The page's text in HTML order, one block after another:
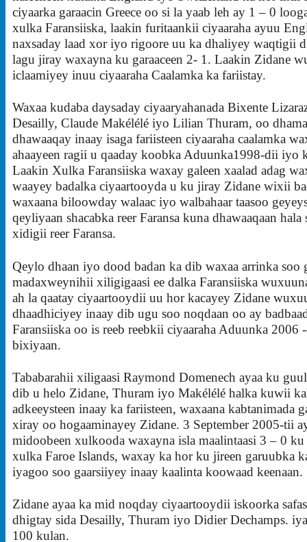
ciyaarka garaacin Greece oo si la yaab leh ay 1 – 0
xulka Faransiiska, laakin furitaankii ciyaaraha ayuu
naxsaday laad xor iyo rigoore uu ka dhaliyey waqtigii
lagu jiray waxayna ku garaaceen 2- 1. Laakin Zidane
iclaamiyey inuu ciyaaraha Caalamka ka fariistay.
Waxaa kudaba daysaday ciyaaryahanada Bixente
Desailly, Claude Makélélé iyo Lilian Thuram, oo
dhawaaqay inaay isaga fariisteen ciyaaraha caalamka
ahaayeen ragii u qaaday koobka Aduunka1998-dii iyo
Laakin Xulka Faransiiska waxay galeen xaalad adag
waayey badalka ciyaartooyda u ku jiray Zidane wixii
waxaana biloowday walaac iyo walbahaar taasoo
qeyliyaan shacabka reer Faransa kuna dhawaaqaan
xidigii reer Faransa.
Qeylo dhaan iyo dood badan ka dib waxaa arrinka soo
madaxweynihii xiligigaasi ee dalka Faransiiska
ah la qaatay ciyaartooydii uu hor kacayey Zidane
dhaadhiciyey inaay dib ugu soo noqdaan oo ay
Faransiiska oo is reeb reebkii ciyaaraha Aduunka 2006
bixiyaan.
Tababarahii xiligaasi Raymond Domenech ayaa ku
dib u helo Zidane, Thuram iyo Makélélé halka kuwii
adkeeysteen inaay ka fariisteen, waxaana kabtanimada
xiray oo hogaaminayey Zidane. 3 September 2005-tii
midoobeen xulkooda waxayna isla maalintaasi 3 – 0
xulka Faroe Islands, waxay ka hor ku jireen garuubka
iyagoo soo gaarsiiyey inaay kaalinta koowaad keenaan.
Zidane ayaa ka mid noqday ciyaartooydii iskoorka
dhigtay sida Desailly, Thuram iyo Didier Dechamps.
100 kulan.